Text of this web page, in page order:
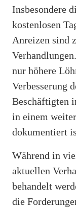
Insbesondere
kostenlosen
Anreizen sind
nur höhere
Verbesserung
Beschäftigten
in einem
dokumentiert
Während in
aktuellen
behandelt
die